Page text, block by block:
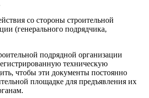
со стороны строительной
(генерального подрядчика,
подрядной организации
техническую
чтобы эти документы постоянно
площадке для предъявления их